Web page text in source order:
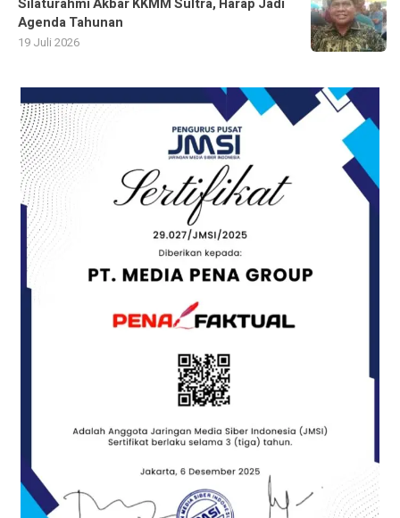
Agenda Tahunan
19 Juli 2026